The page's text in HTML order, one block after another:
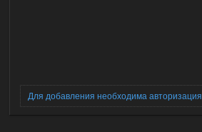
Для добавления необходима авторизация